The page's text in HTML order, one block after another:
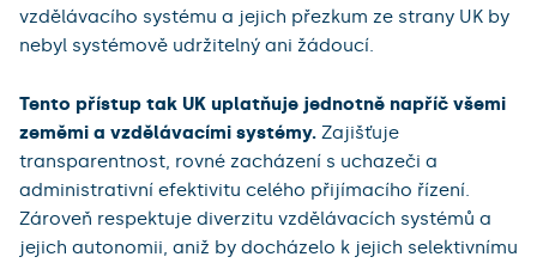
vzdělávacího systému a jejich přezkum ze strany UK by
nebyl systémově udržitelný ani žádoucí.
Tento přístup tak UK uplatňuje jednotně napříč všemi
zeměmi a vzdělávacími systémy. Zajišťuje
transparentnost, rovné zacházení s uchazeči a
administrativní efektivitu celého přijímacího řízení.
Zároveň respektuje diverzitu vzdělávacích systémů a
jejich autonomii, aniž by docházelo k jejich selektivnímu